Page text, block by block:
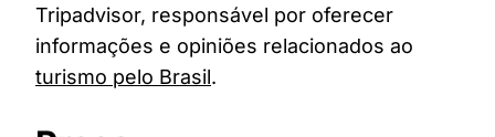
Tripadvisor, responsável por oferecer
informações e opiniões relacionados ao
turismo pelo Brasil.